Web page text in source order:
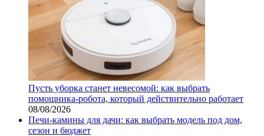
Пусть уборка станет невесомой: как выбрать
помощника‑робота, который действительно работает
08/08/2026
Печи-камины для дачи: как выбрать модель под дом,
сезон и бюджет